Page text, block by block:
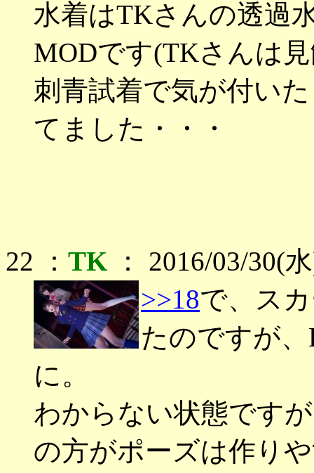
水着はTKさんの透過
MODです(TKさんは
刺青試着で気が付い
てました・・・
22 ： TK ： 2016/03/30(
>>18で、ス
たのですが
に。
わからない状態です
の方がポーズは作り